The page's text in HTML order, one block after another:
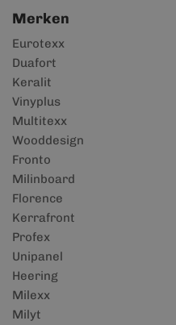
Merken
Eurotexx
Duafort
Keralit
Vinyplus
Multitexx
Wooddesign
Fronto
Milinboard
Florence
Kerrafront
Profex
Unipanel
Heering
Milexx
Milyt